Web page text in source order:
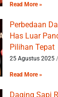
Read More »
Perbedaan
Has Luar
Pilihan Tepat
25 Agustus 2025
Read More »
Daging Sapi